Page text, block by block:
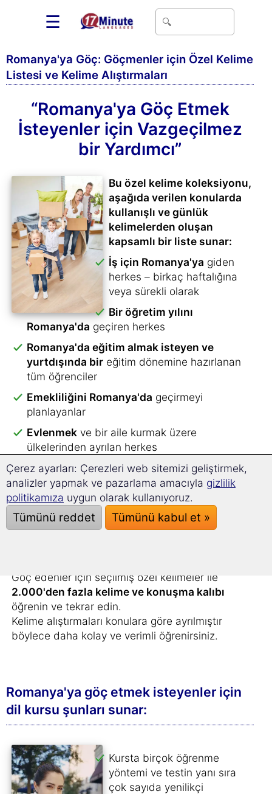
☰
Romanya'ya Göç: Göçmenler için Özel Kelime
Listesi ve Kelime Alıştırmaları
“Romanya'ya Göç Etmek
İsteyenler için Vazgeçilmez
bir Yardımcı”
Bu özel kelime koleksiyonu,
aşağıda verilen konularda
kullanışlı ve günlük
kelimelerden oluşan
kapsamlı bir liste sunar:
İş için Romanya'ya giden
herkes – birkaç haftalığına
veya sürekli olarak
Bir öğretim yılını
Romanya'da geçiren herkes
Romanya'da eğitim almak isteyen ve
yurtdışında bir eğitim dönemine hazırlanan
tüm öğrenciler
Emekliliğini Romanya'da geçirmeyi
planlayanlar
Evlenmek ve bir aile kurmak üzere
ülkelerinden ayrılan herkes
Romanya'da au pair olarak çalışacakve
yaşayacak herkes
Uzun bir tatil için Romanya'yaseyahat
eden herkes
Göç edenler için seçilmiş özel kelimeler ile
2.000'den fazla kelime ve konuşma kalıbı
öğrenin ve tekrar edin.
Kelime alıştırmaları konulara göre ayrılmıştır
böylece daha kolay ve verimli öğrenirsiniz.
Romanya'ya göç etmek isteyenler için
dil kursu şunları sunar:
Kursta birçok öğrenme
yöntemi ve testin yanı sıra
çok sayıda yenilikçi
Çerez ayarları: Çerezleri web sitemizi geliştirmek,
analizler yapmak ve pazarlama amacıyla gizlilik
politikamıza uygun olarak kullanıyoruz.
Tümünü reddet Tümünü kabul et »